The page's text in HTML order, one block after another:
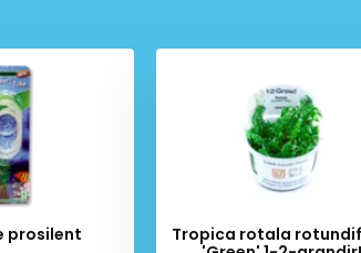
prosilent
Tropica rotala